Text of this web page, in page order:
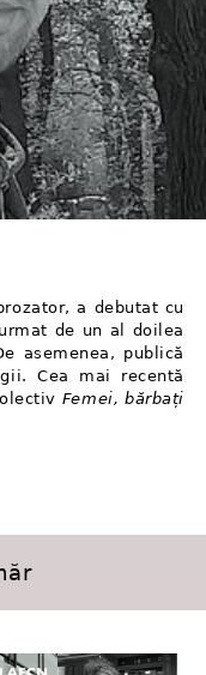
a debutat cu
de un al doilea
asemenea, publică
Cea mai recentă
Femei, bărbați